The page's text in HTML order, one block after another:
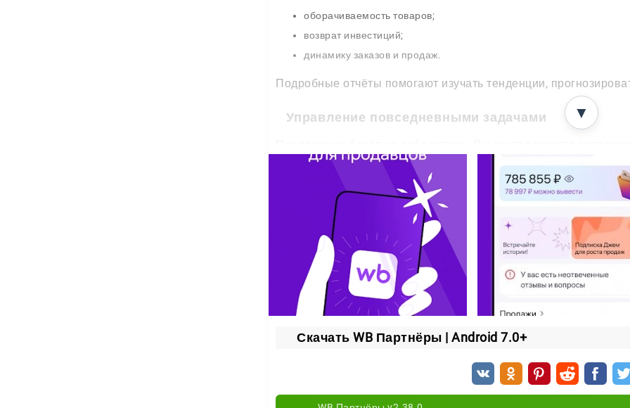
оборачиваемость товаров;
возврат инвестиций;
динамику заказов и продаж.
Подробные отчёты помогают изучать тенденции,
Управление повседневными задачами
и отвечаете на вопросы прямо из телефона.
Уведомления держат вас в курсе всех изменений, поэтому
клиентами и партнёрами становится проще и быстрее.
Основные возможности
контроль за ассортиментом;
редактирование карточек товаров и управление остатками;
повышение рейтинга позиций для роста продаж;
настройка цен и запуск акций;
отчёты по поставкам и детальная аналитика заказов.
WB Партнёры собирает все рабочие процессы в одном
▼
Скачать WB Партнёры | Android 7.0+